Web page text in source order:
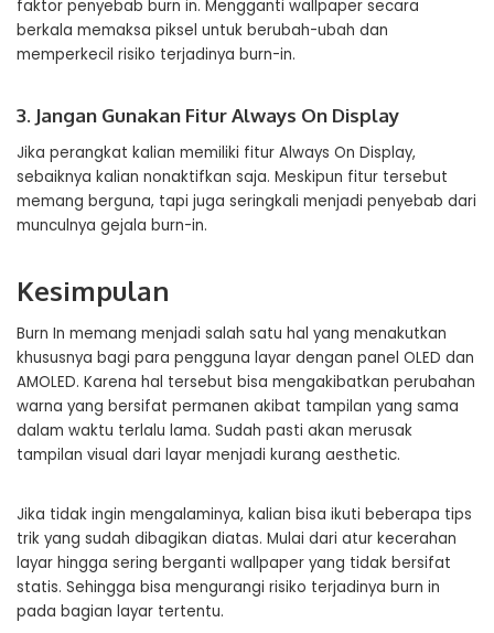
faktor penyebab burn in. Mengganti wallpaper secara
berkala memaksa piksel untuk berubah-ubah dan
memperkecil risiko terjadinya burn-in.
3. Jangan Gunakan Fitur Always On Display
Jika perangkat kalian memiliki fitur Always On Display,
sebaiknya kalian nonaktifkan saja. Meskipun fitur tersebut
memang berguna, tapi juga seringkali menjadi penyebab dari
munculnya gejala burn-in.
Kesimpulan
Burn In memang menjadi salah satu hal yang menakutkan
khususnya bagi para pengguna layar dengan panel OLED dan
AMOLED. Karena hal tersebut bisa mengakibatkan perubahan
warna yang bersifat permanen akibat tampilan yang sama
dalam waktu terlalu lama. Sudah pasti akan merusak
tampilan visual dari layar menjadi kurang aesthetic.
Jika tidak ingin mengalaminya, kalian bisa ikuti beberapa tips
trik yang sudah dibagikan diatas. Mulai dari atur kecerahan
layar hingga sering berganti wallpaper yang tidak bersifat
statis. Sehingga bisa mengurangi risiko terjadinya burn in
pada bagian layar tertentu.